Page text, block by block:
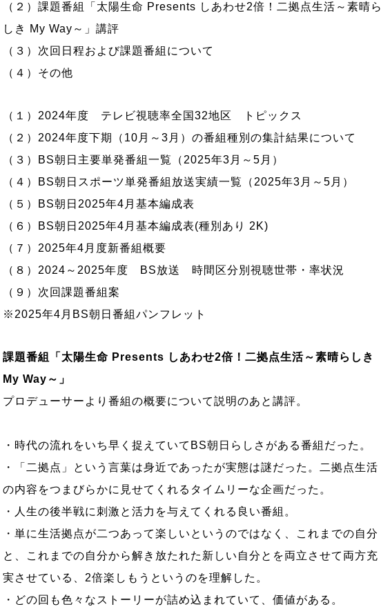
（２）課題番組「太陽生命 Presents しあわせ2倍！二拠点生活～素晴ら
しき My Way～」講評
（３）次回日程および課題番組について
（４）その他
（１）2024年度 テレビ視聴率全国32地区 トピックス
（２）2024年度下期（10月～3月）の番組種別の集計結果について
（３）BS朝日主要単発番組一覧（2025年3月～5月）
（４）BS朝日スポーツ単発番組放送実績一覧（2025年3月～5月）
（５）BS朝日2025年4月基本編成表
（６）BS朝日2025年4月基本編成表(種別あり 2K)
（７）2025年4月度新番組概要
（８）2024～2025年度 BS放送 時間区分別視聴世帯・率状況
（９）次回課題番組案
※2025年4月BS朝日番組パンフレット
課題番組「太陽生命 Presents しあわせ2倍！二拠点生活～素晴らしき
My Way～」
プロデューサーより番組の概要について説明のあと講評。
・時代の流れをいち早く捉えていてBS朝日らしさがある番組だった。
・「二拠点」という言葉は身近であったが実態は謎だった。二拠点生活
の内容をつまびらかに見せてくれるタイムリーな企画だった。
・人生の後半戦に刺激と活力を与えてくれる良い番組。
・単に生活拠点が二つあって楽しいというのではなく、これまでの自分
と、これまでの自分から解き放たれた新しい自分とを両立させて両方充
実させている、2倍楽しもうというのを理解した。
・どの回も色々なストーリーが詰め込まれていて、価値がある。